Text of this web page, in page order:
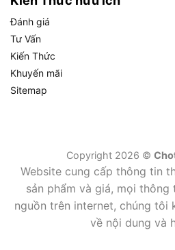
Dòng sản phẩm
Công suất
Điện áp
Áp lực tối đa
Loại động cơ
Chiều dài dây điện nguồn
5m
Chiều dài dây phun áp lực
Đánh giá
Tư Vấn
Kiến Thức
Khuyến mãi
Sitemap
Copyright 2026 ©
Website cung cấp thông tin
sản phẩm và giá, mọi
nguồn trên internet, chúng tôi
về nội dung và